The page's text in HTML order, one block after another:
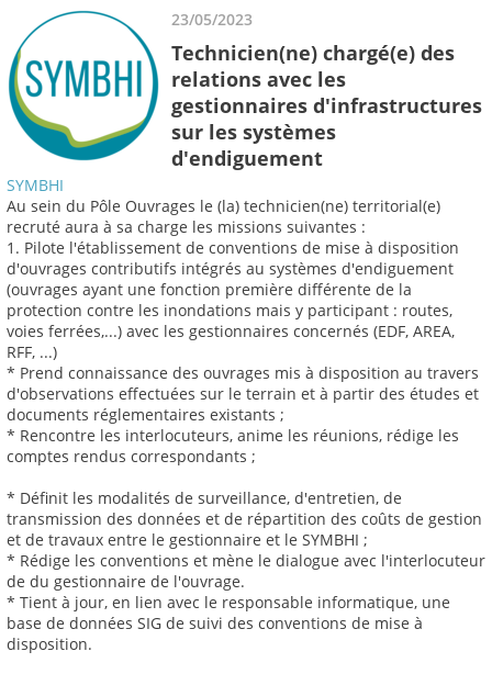
23/05/2023
Technicien(ne) chargé(e) des
relations avec les
gestionnaires d'infrastructures
sur les systèmes
d'endiguement
SYMBHI
Au sein du Pôle Ouvrages le (la) technicien(ne) territorial(e)
recruté aura à sa charge les missions suivantes :
1. Pilote l'établissement de conventions de mise à disposition
d'ouvrages contributifs intégrés au systèmes d'endiguement
(ouvrages ayant une fonction première différente de la
protection contre les inondations mais y participant : routes,
voies ferrées,...) avec les gestionnaires concernés (EDF, AREA,
RFF, ...)
* Prend connaissance des ouvrages mis à disposition au travers
d'observations effectuées sur le terrain et à partir des études et
documents réglementaires existants ;
* Rencontre les interlocuteurs, anime les réunions, rédige les
comptes rendus correspondants ;
* Définit les modalités de surveillance, d'entretien, de
transmission des données et de répartition des coûts de gestion
et de travaux entre le gestionnaire et le SYMBHI ;
* Rédige les conventions et mène le dialogue avec l'interlocuteur
de du gestionnaire de l'ouvrage.
* Tient à jour, en lien avec le responsable informatique, une
base de données SIG de suivi des conventions de mise à
disposition.